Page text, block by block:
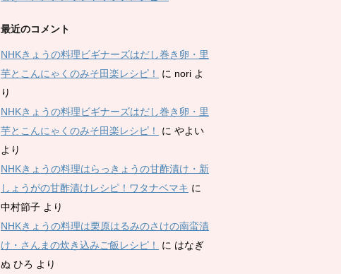
最近のコメント
NHKきょうの料理ビギナーズはだし巻き卵・里
芋とこんにゃくのみそ田楽レシピ！
に nori よ
り
NHKきょうの料理ビギナーズはだし巻き卵・里
芋とこんにゃくのみそ田楽レシピ！
に やよい
より
NHKきょうの料理はらっきょうの甘酢漬け・新
しょうがの甘酢漬けレシピ！ワタナベマキ に
中村節子 より
NHKきょうの料理は栗原はるみのさけの南蛮漬
け・さんまの炊き込みご飯レシピ！
に はなぎ
ぬ ひろ より